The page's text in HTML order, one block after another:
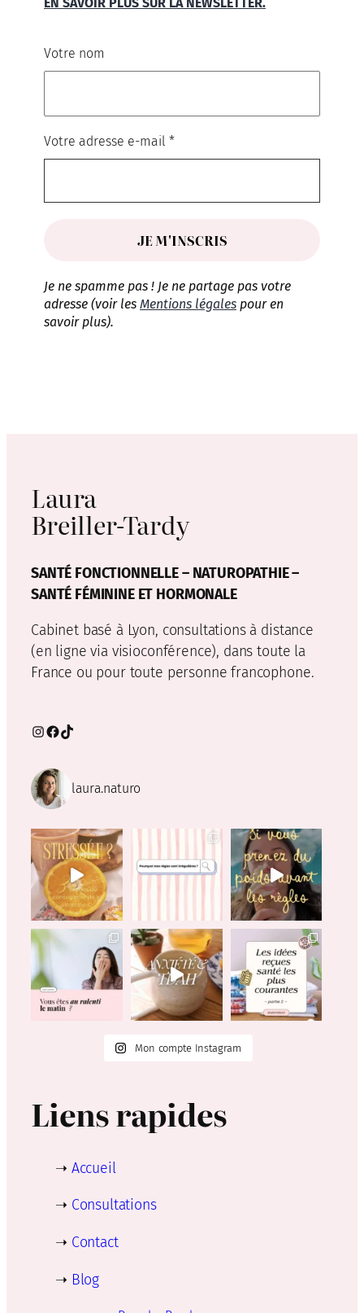
Votre nom
Votre adresse e-mail *
Je ne spamme pas ! Je ne partage pas votre
adresse (voir les Mentions légales pour en
savoir plus).
Laura
Breiller-Tardy
SANTÉ FONCTIONNELLE – NATUROPATHIE –
SANTÉ FÉMININE ET HORMONALE
Cabinet basé à Lyon, consultations à distance
(en ligne via visioconférence), dans toute la
France ou pour toute personne francophone.
Instagram Facebook TikTok
laura.naturo
Mon compte Instagram
Liens rapides
➝ Accueil
➝ Consultations
➝ Contact
➝ Blog